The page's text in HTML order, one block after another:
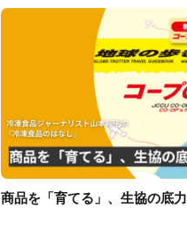
商品を「育てる」、生協の底力